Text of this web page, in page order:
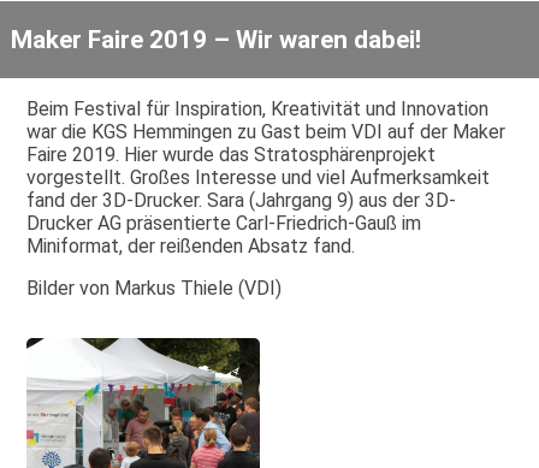
Maker Faire 2019 – Wir waren dabei!
Beim Festival für Inspiration, Kreativität und Innovation
war die KGS Hemmingen zu Gast beim VDI auf der Maker
Faire 2019. Hier wurde das Stratosphärenprojekt
vorgestellt. Großes Interesse und viel Aufmerksamkeit
fand der 3D-Drucker. Sara (Jahrgang 9) aus der 3D-
Drucker AG präsentierte Carl-Friedrich-Gauß im
Miniformat, der reißenden Absatz fand.
Bilder von Markus Thiele (VDI)